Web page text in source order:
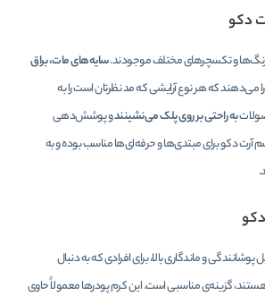
دکو
و تکسچرهای مختلف موجودند.سایه‌های مات، براق
می‌دهند که هر نوع آرایشی که مد نظرتان است را به
به راحتی بر روی پلک می‌نشینندو پوشش‌دهی
آرت دکو برای مبتدی‌ها و حرفه‌ای‌ها مناسب بوده و به
پوشانندگی و ماندگاری بالا، برای افرادی که به دنبال
گزینه‌ی مناسبی است. این کرم پودرها معمولاً حاوی